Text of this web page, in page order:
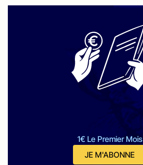
1€ Le Premier Mois
JE M'ABONNE